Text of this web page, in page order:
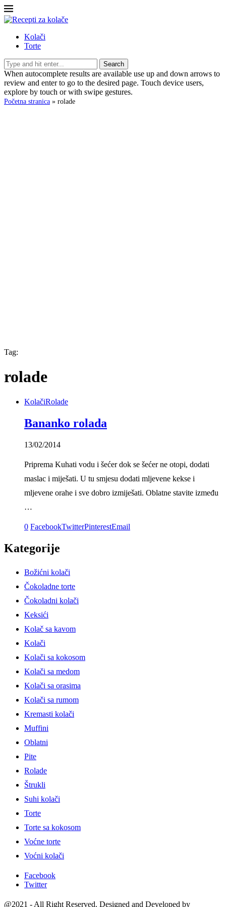
Kolači
Torte
Search
When autocomplete results are available use up and down arrows to
review and enter to go to the desired page. Touch device users,
explore by touch or with swipe gestures.
Početna stranica » rolade
Tag:
rolade
KolačiRolade
Bananko rolada
13/02/2014
Priprema Kuhati vodu i šećer dok se šećer ne otopi, dodati
maslac i miješati. U tu smjesu dodati mljevene kekse i
mljevene orahe i sve dobro izmiješati. Oblatne stavite između
…
0 FacebookTwitterPinterestEmail
Kategorije
Božićni kolači
Čokoladne torte
Čokoladni kolači
Keksići
Kolač sa kavom
Kolači
Kolači sa kokosom
Kolači sa medom
Kolači sa orasima
Kolači sa rumom
Kremasti kolači
Muffini
Oblatni
Pite
Rolade
Štrukli
Suhi kolači
Torte
Torte sa kokosom
Voćne torte
Voćni kolači
Facebook
Twitter
@2021 - All Right Reserved. Designed and Developed by